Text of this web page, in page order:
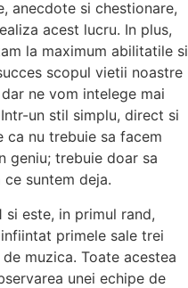
anecdote si chestionare,
acest lucru. In plus,
la maximum abilitatile si
scopul vietii noastre
ne vom intelege mai
un stil simplu, direct si
ca nu trebuie sa facem
geniu; trebuie doar sa
suntem deja.
si este, in primul rand,
primele sale trei
muzica. Toate acestea
unei echipe de